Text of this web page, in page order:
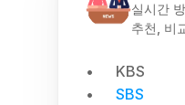
실시간
추천, 비
KBS
SBS